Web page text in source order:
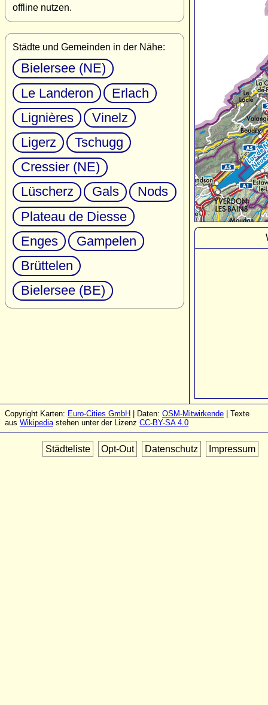
offline nutzen.
Städte und Gemeinden in der Nähe:
Bielersee (NE)
Le Landeron
Erlach
Lignières
Vinelz
Ligerz
Tschugg
Cressier (NE)
Lüscherz
Gals
Nods
Plateau de Diesse
Enges
Gampelen
Brüttelen
Bielersee (BE)
Copyright Karten: Euro-Cities GmbH | Daten: OSM-Mitwirkende | Texte
aus Wikipediastehen unter der Lizenz CC-BY-SA 4.0
Städteliste Opt-Out Datenschutz Impressum